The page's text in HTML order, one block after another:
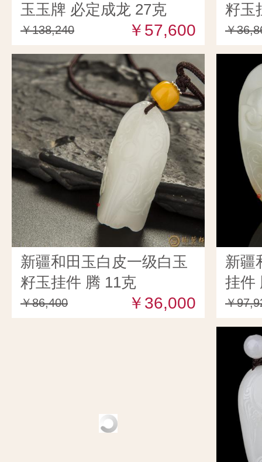
玉玉牌 必定成龙 27克
￥138,240 ￥57,600
籽玉
￥
新疆和田玉白皮一级白玉
籽玉挂件 腾 11克
￥86,400 ￥36,000
新疆
挂件
￥